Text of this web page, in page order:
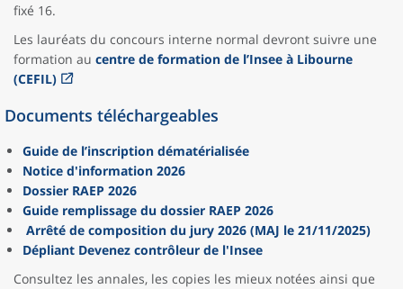
fixé 16.
Les lauréats du concours interne normal devront suivre une
formation au centre de formation de l’Insee à Libourne
(CEFIL)
Documents téléchargeables
Guide de l’inscription dématérialisée
Notice d'information 2026
Dossier RAEP 2026
Guide remplissage du dossier RAEP 2026
Arrêté de composition du jury 2026 (MAJ le 21/11/2025)
Dépliant Devenez contrôleur de l'Insee
Consultez les annales, les copies les mieux notées ainsi que